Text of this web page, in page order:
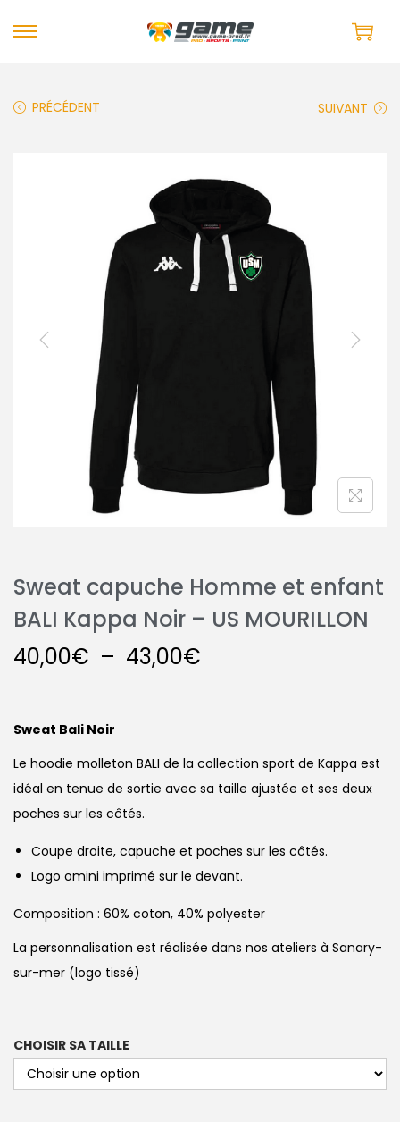
PRÉCÉDENT SUIVANT
Sweat capuche Homme et enfant
BALI Kappa Noir – US MOURILLON
40,00€ – 43,00€
Sweat Bali Noir
Le hoodie molleton BALI de la collection sport de Kappa est
idéal en tenue de sortie avec sa taille ajustée et ses deux
poches sur les côtés.
Coupe droite, capuche et poches sur les côtés.
Logo omini imprimé sur le devant.
Composition : 60% coton, 40% polyester
La personnalisation est réalisée dans nos ateliers à Sanary-
sur-mer (logo tissé)
CHOISIR SA TAILLE